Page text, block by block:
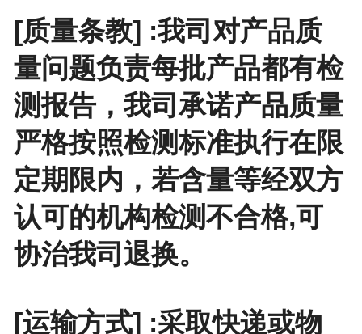
[质量条教] :我司对产品质
量问题负责每批产品都有检
测报告，我司承诺产品质量
严格按照检测标准执行在限
定期限内，若含量等经双方
认可的机构检测不合格,可
协治我司退换。
[运输方式] :采取快递或物